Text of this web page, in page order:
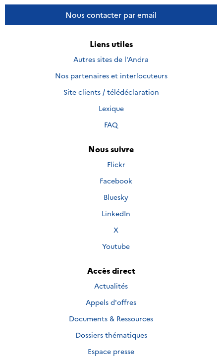
Nous contacter par email
Liens utiles
Autres sites de l'Andra
Nos partenaires et interlocuteurs
Site clients / télédéclaration
Lexique
FAQ
Nous suivre
Nous
sur
Flickr
Nous
sur
Facebook
Nous
sur
Bluesky
Nous
LinkedIn
Nous
sur
X
Nous
sur
Youtube
Accès direct
Actualités
Appels d'offres
Documents & Ressources
Dossiers thématiques
Espace presse